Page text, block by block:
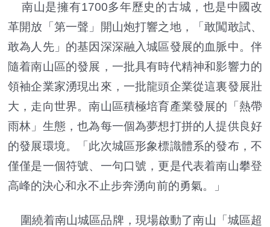
南山是擁有1700多年歷史的古城，也是中國改
革開放「第一聲」開山炮打響之地，「敢闖敢試、
敢為人先」的基因深深融入城區發展的血脈中。伴
隨着南山區的發展，一批具有時代精神和影響力的
領袖企業家湧現出來，一批龍頭企業從這裏發展壯
大，走向世界。南山區積極培育產業發展的「熱帶
雨林」生態，也為每一個為夢想打拼的人提供良好
的發展環境。「此次城區形象標識體系的發布，不
僅僅是一個符號、一句口號，更是代表着南山攀登
高峰的決心和永不止步奔湧向前的勇氣。」
圍繞着南山城區品牌，現場啟動了南山「城區超